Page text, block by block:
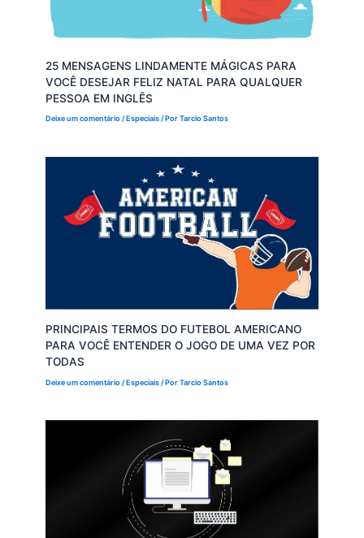
25 MENSAGENS LINDAMENTE MÁGICAS PARA
VOCÊ DESEJAR FELIZ NATAL PARA QUALQUER
PESSOA EM INGLÊS
Deixe um comentário /Especiais/ PorTarcio Santos
PRINCIPAIS TERMOS DO FUTEBOL AMERICANO
PARA VOCÊ ENTENDER O JOGO DE UMA VEZ POR
TODAS
Deixe um comentário /Especiais/ PorTarcio Santos